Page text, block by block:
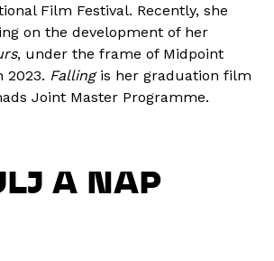
Film Festival. Recently, she
on the development of her
, under the frame of Midpoint
2023. Fallingis her graduation film
Joint Master Programme.
A NAP